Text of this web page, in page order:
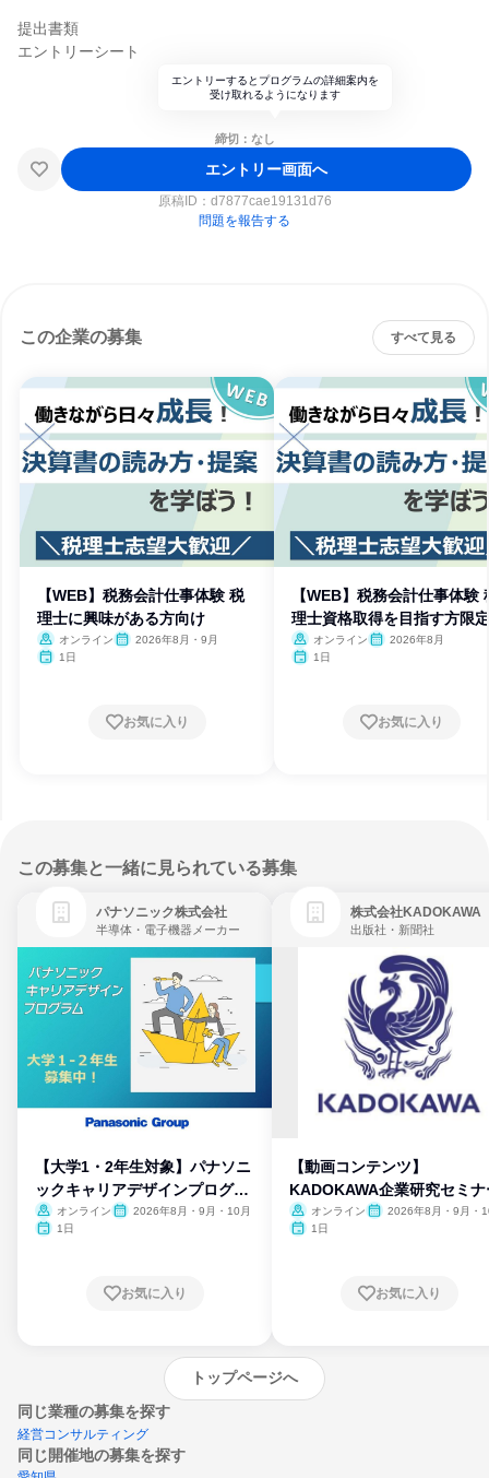
提出書類
エントリーシート
エントリーするとプログラムの詳細案内を
受け取れるようになります
締切：なし
エントリー画面へ
原稿ID： d7877cae19131d76
問題を報告する
この企業の募集 すべて見る
【WEB】税務会計仕事体験 税
理士に興味がある方向け
オンライン
2026年8月・9月
1日
お気に入り
【WEB】税務会計仕事体験
理士資格取得を目指す方限定
オンライン
2026年8月
1日
お気に入り
この募集と一緒に見られている募集
パナソニック株式会社
半導体・電子機器メーカー
【大学1・2年生対象】パナソニ
ックキャリアデザインプログラ
ム
オンライン
2026年8月・9月・10月
1日
お気に入り
株式会社KADOKAWA
出版社・新聞社
【動画コンテンツ】
KADOKAWA企業研究セミナ
オンライン
2026年8月・9月・
1日
お気に入り
トップページへ
同じ業種の募集を探す
経営コンサルティング
同じ開催地の募集を探す